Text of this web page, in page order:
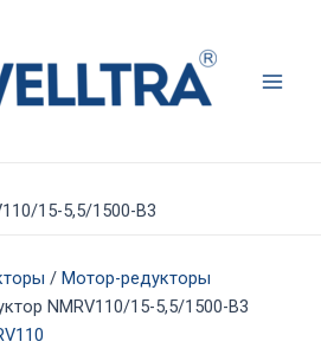
15-5,5/1500-B3
/ Мотор-редукторы
NMRV110/15-5,5/1500-B3